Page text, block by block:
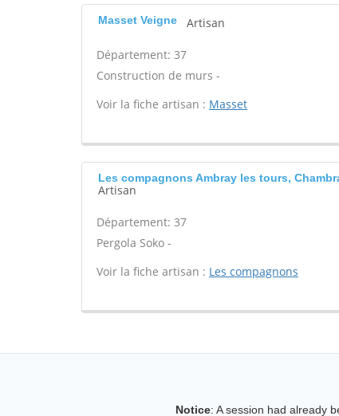
Masset Veigne Artisan
Département: 37
Construction de murs -
Voir la fiche artisan : Masset
Les compagnons Ambray les tours,
Artisan
Département: 37
Pergola Soko -
Voir la fiche artisan : Les compagnons
Notice: A session had already